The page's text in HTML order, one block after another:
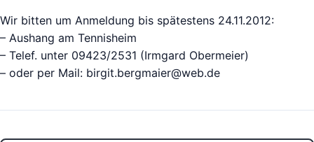
Wir bitten um Anmeldung bis spätestens 24.11.2012:
– Aushang am Tennisheim
– Telef. unter 09423/2531 (Irmgard Obermeier)
– oder per Mail: birgit.bergmaier@web.de